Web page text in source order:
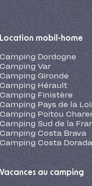
Location mobil-home
Camping Dordogne
Camping Var
Camping Gironde
Camping Hérault
Camping Finistère
Camping Pays de la
Camping Poitou
Sud de la
Camping Costa Brava
Camping Costa Dorada
Vacances au camping